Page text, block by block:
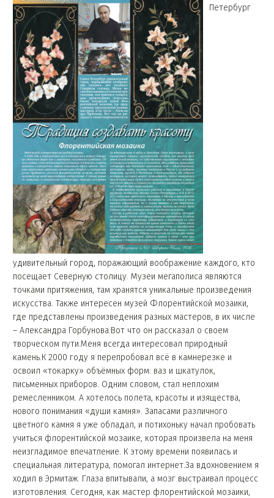
Петербург
удивительный город, поражающий воображе­ние каждого, кто
посещает Северную столицу. Музеи мегаполиса являются
точками при­тяжения, там хранятся уникаль­ные произведения
искусства. Также интересен музей Фло­рентийской мозаики,
где пред­ставлены произведения разных мастеров, в их числе
– Алексан­дра Горбунова.Вот что он рас­сказал о своем
творческом пути.Меня всегда интересовал природный
камень.К 2000 году я перепробовал всё в камнерезке и
освоил «токарку» объёмных форм: ваз и шкатулок,
письменных приборов. Од­ним словом, стал неплохим
ремесленником. А хотелось полета, красоты и изящества,
нового понимания «души камня». Запасами различного
цветного камня я уже обладал, и потихоньку начал пробовать
учиться флорентийской мозаике, которая произвела на меня
неизгладимое впечатление. К этому време­ни появилась и
специальная литература, помогал интернет.За вдохновением я
ходил в Эрмитаж. Глаза впитывали, а мозг выстраивал процесс
изготовления. Сегодня, как мастер фло­рентийской мозаики,